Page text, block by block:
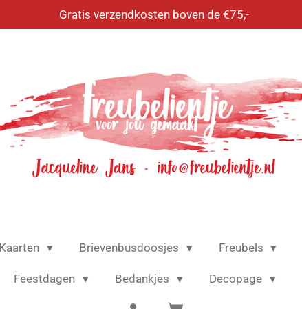
Gratis verzendkosten boven de €75,-
Kaarten Brievenbusdoosjes Freubels
Feestdagen Bedankjes Decopage